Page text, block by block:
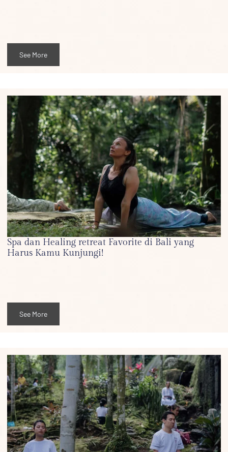
See More
Spa dan Healing retreat Favorite di Bali yang
Harus Kamu Kunjungi!
See More